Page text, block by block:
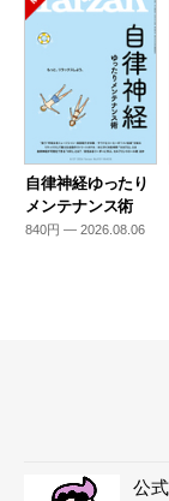
自律神経ゆったり
メンテナンス術
840円 — 2026.08.06
公